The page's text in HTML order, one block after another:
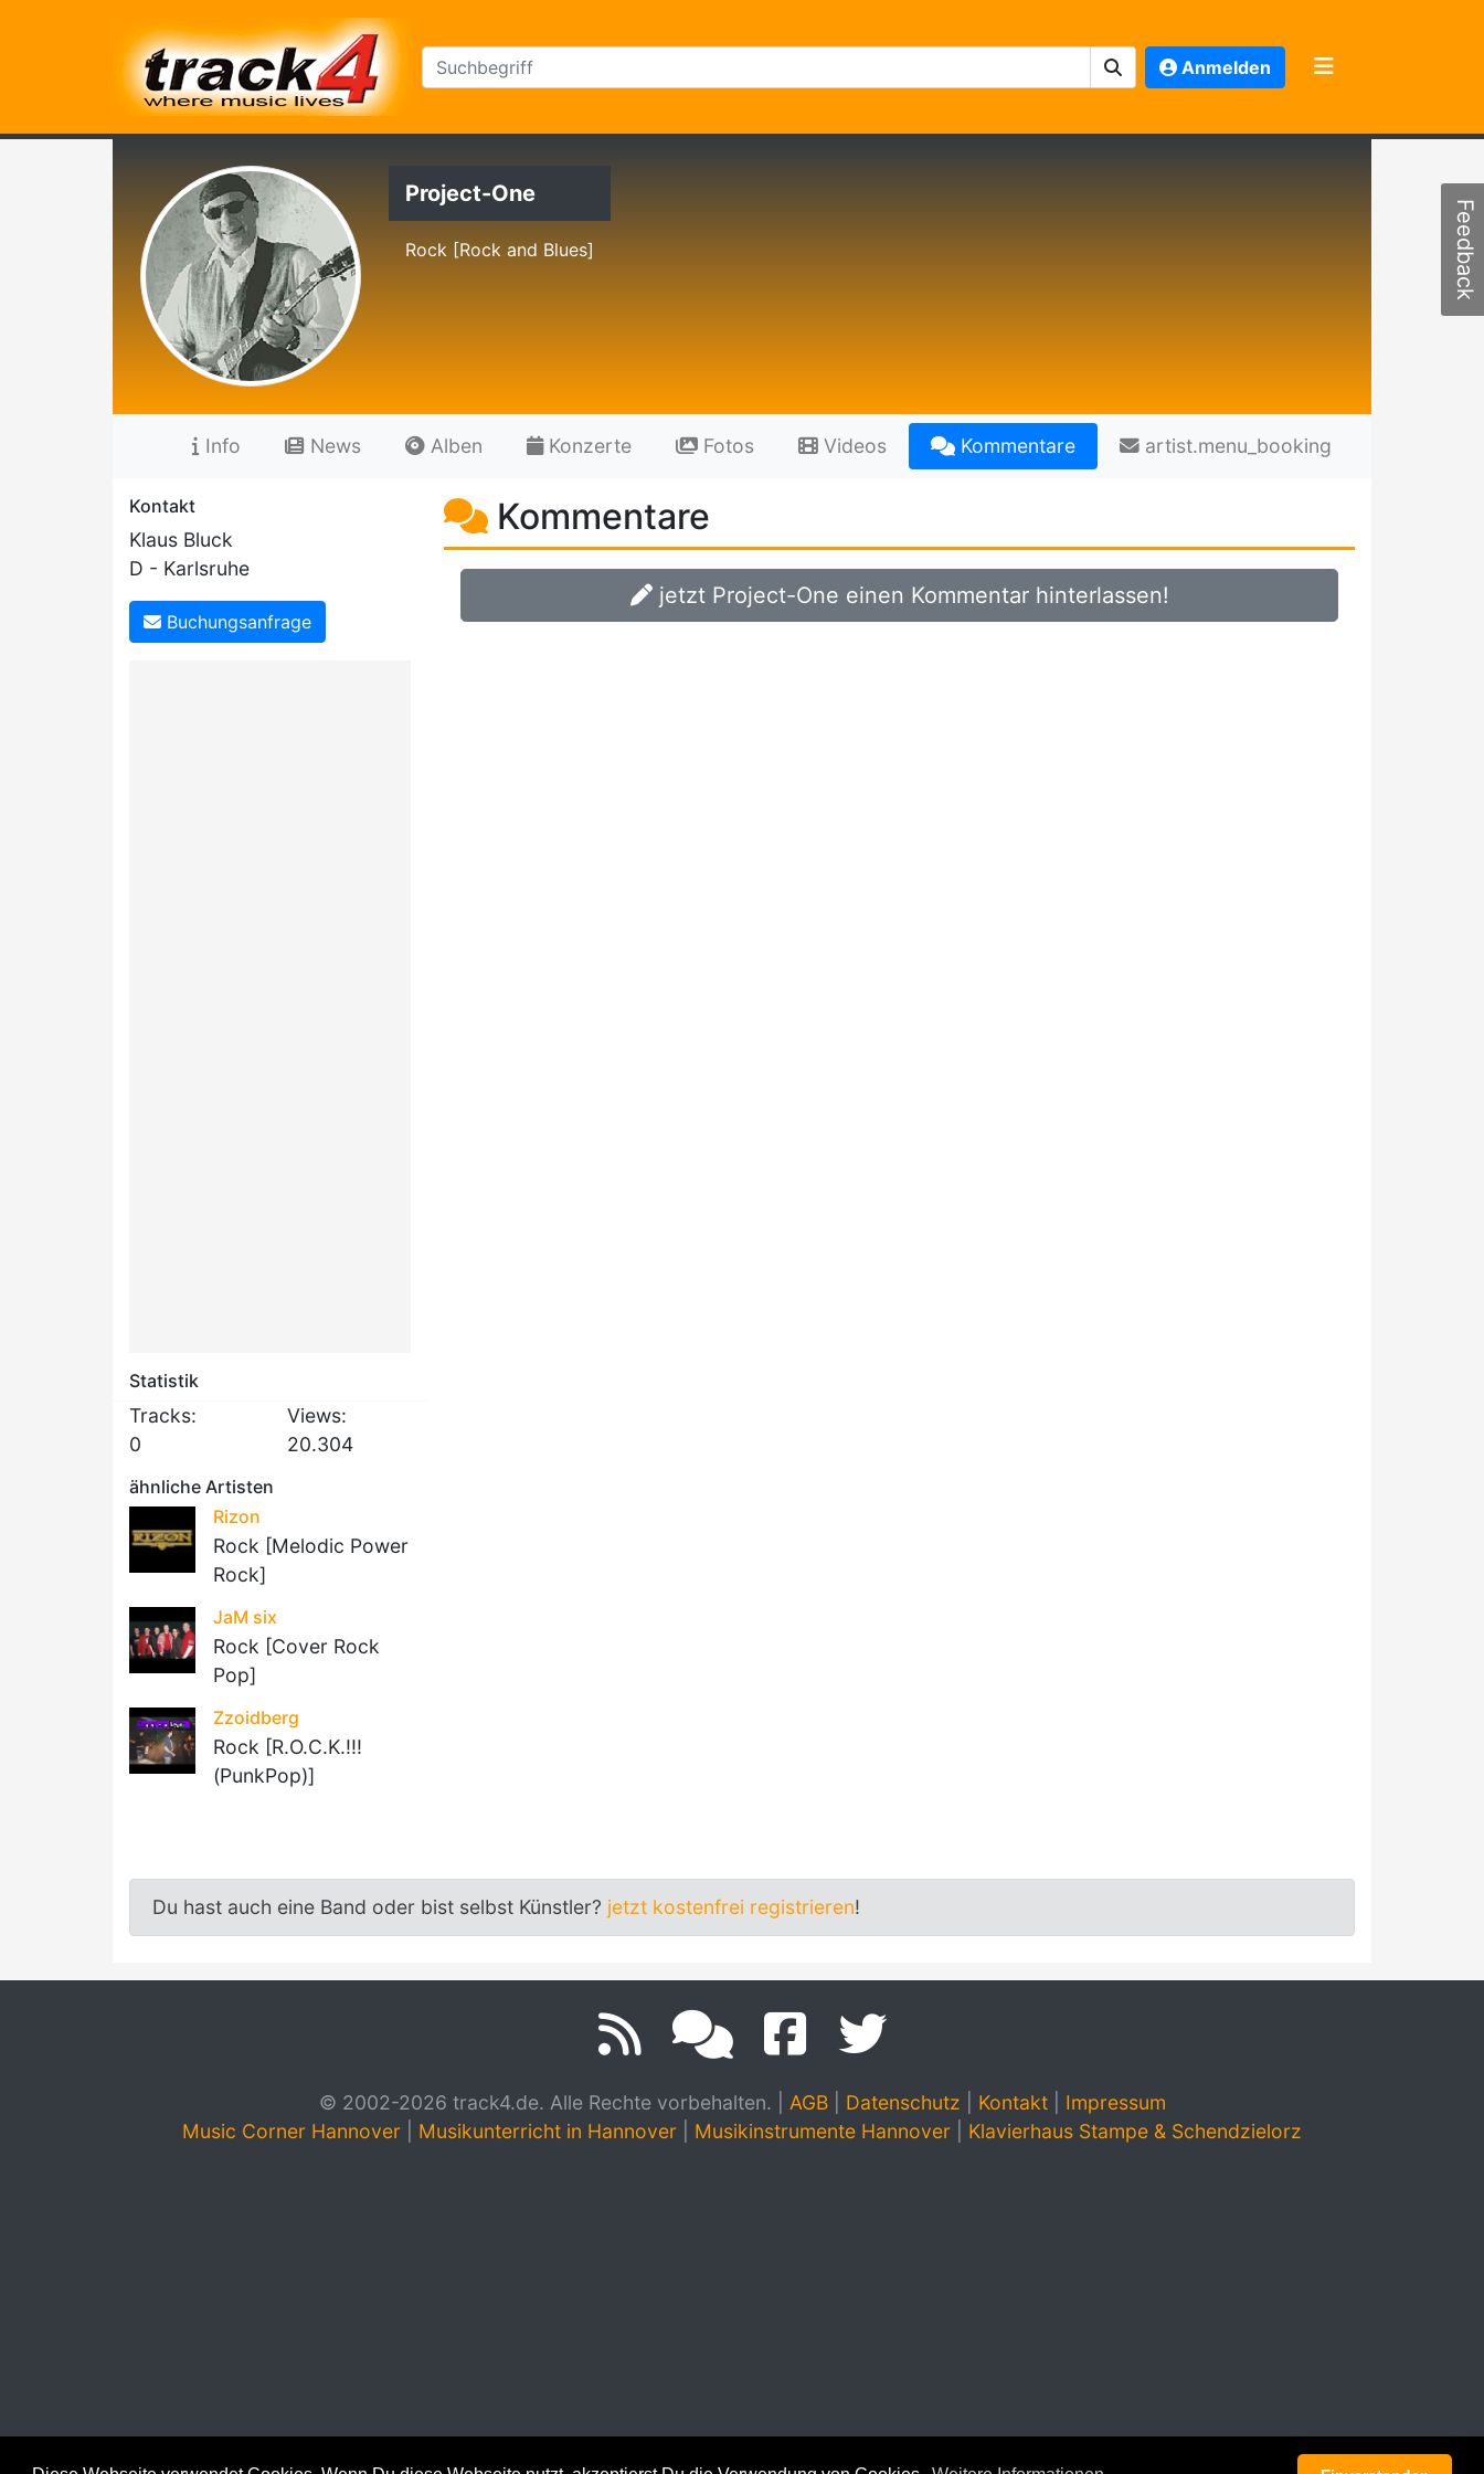
Anmelden
Project-One
Rock [Rock and Blues]
Info News Alben Konzerte Fotos Videos Kommentare artist.menu_booking
Kontakt
Klaus Bluck
D - Karlsruhe
Buchungsanfrage
Statistik
Tracks:
0
Views:
20.304
ähnliche Artisten
Rizon
Rock [Melodic Power
Rock]
JaM six
Rock [Cover Rock
Pop]
Zzoidberg
Rock [R.O.C.K.!!!
(PunkPop)]
Kommentare
jetzt Project-One einen Kommentar hinterlassen!
Du hast auch eine Band oder bist selbst Künstler? jetzt kostenfrei registrieren!
© 2002-2026 track4.de. Alle Rechte vorbehalten. AGB| Datenschutz Kontakt| Impressum
Music Corner Hannover
Musikunterricht in Hannover Musikinstrumente Hannover Klavierhaus Stampe & Schendzielorz
Feedback